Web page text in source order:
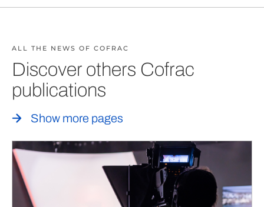
ALL THE NEWS OF COFRAC
Discover others Cofrac
publications
Show more pages